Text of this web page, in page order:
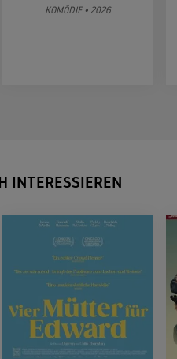
KOMÖDIE • 2026
INTERESSIEREN